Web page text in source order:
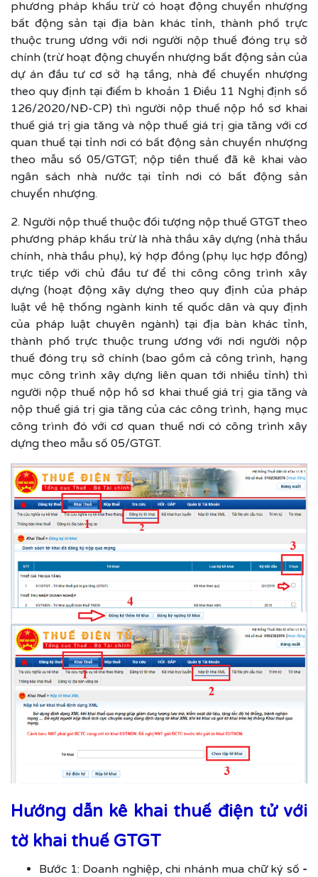
phương pháp khấu trừ có hoạt động chuyển nhượng
bất động sản tại địa bàn khác tỉnh, thành phố trực
thuộc trung ương với nơi người nộp thuế đóng trụ sở
chính (trừ hoạt động chuyển nhượng bất động sản của
dự án đầu tư cơ sở hạ tầng, nhà để chuyển nhượng
theo quy định tại điểm b khoản 1 Điều 11 Nghị định số
126/2020/NĐ-CP) thì người nộp thuế nộp hồ sơ khai
thuế giá trị gia tăng và nộp thuế giá trị gia tăng với cơ
quan thuế tại tỉnh nơi có bất động sản chuyển nhượng
theo mẫu số 05/GTGT; nộp tiền thuế đã kê khai vào
ngân sách nhà nước tại tỉnh nơi có bất động sản
chuyển nhượng.
2. Người nộp thuế thuộc đối tượng nộp thuế GTGT theo
phương pháp khấu trừ là nhà thầu xây dựng (nhà thầu
chính, nhà thầu phụ), ký hợp đồng (phụ lục hợp đồng)
trực tiếp với chủ đầu tư để thi công công trình xây
dựng (hoạt động xây dựng theo quy định của pháp
luật về hệ thống ngành kinh tế quốc dân và quy định
của pháp luật chuyên ngành) tại địa bàn khác tỉnh,
thành phố trực thuộc trung ương với nơi người nộp
thuế đóng trụ sở chính (bao gồm cả công trình, hạng
mục công trình xây dựng liên quan tới nhiều tỉnh) thì
người nộp thuế nộp hồ sơ khai thuế giá trị gia tăng và
nộp thuế giá trị gia tăng của các công trình, hạng mục
công trình đó với cơ quan thuế nơi có công trình xây
dựng theo mẫu số 05/GTGT.
Hướng dẫn kê khai thuế điện tử với
tờ khai thuế GTGT
Bước 1: Doanh nghiệp, chi nhánh mua chữ ký số -